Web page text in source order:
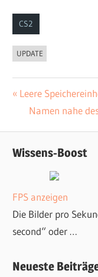
CS2
UPDATE
Beitrags-
Navigation
Vorheriger
Beitrag:
Leere
Nächster
Namen nahe
Wissens-Boost
FPS anzeigen
Die Bilder pro
second“ oder …
Neueste